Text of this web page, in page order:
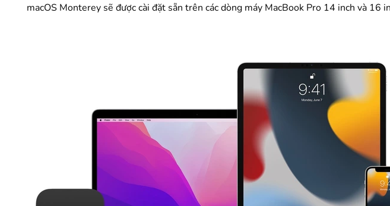
macOS Monterey sẽ được cài đặt sẵn trên các dòng máy MacBook Pro 14 inch và 16